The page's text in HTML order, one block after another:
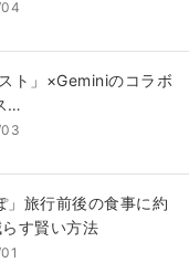
ト」×Geminiのコラボ
…
」旅行前後の食事に約
す賢い方法